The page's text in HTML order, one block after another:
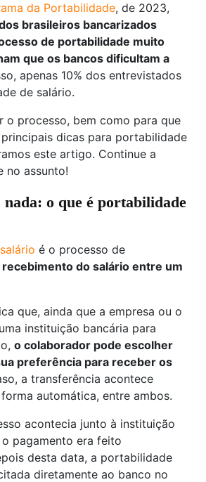
da Portabilidade, de 2023,
brasileiros bancarizados
de portabilidade muito
que os bancos dificultam a
apenas 10% dos entrevistados
de salário.
o processo, bem como para que
dicas para portabilidade
este artigo. Continue a
no assunto!
nada: o que é portabilidade
é o processo de
do salário entre um
que, ainda que a empresa ou o
instituição bancária para
o colaborador pode escolher
preferência para receber os
a transferência acontece
automática, entre ambos.
acontecia junto à instituição
pagamento era feito
desta data, a portabilidade
diretamente ao banco no